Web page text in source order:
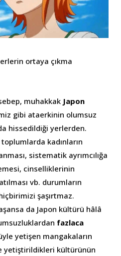
ortaya çıkma
muhakkak Japon
gibi ataerkinin olumsuz
hissedildiği yerlerden.
kadınların
sistematik ayrımcılığa
cinselliklerinin
vb. durumların
şaşırtmaz.
da Japon kültürü hâlâ
fazlaca
yetişen mangakaların
yetiştirildikleri kültürünün